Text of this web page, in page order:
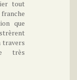
tout
que
travers
très